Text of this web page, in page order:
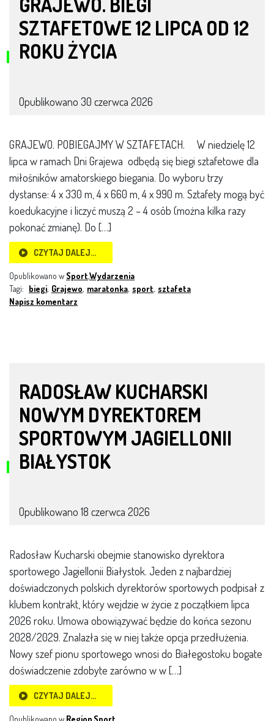
SZTAFETOWE 12 LIPCA OD 12
ROKU ŻYCIA
Opublikowano 30 czerwca 2026
GRAJEWO. POBIEGAJMY W SZTAFETACH. W niedzielę 12
lipca w ramach Dni Grajewa odbędą się biegi sztafetowe dla
miłośników amatorskiego biegania. Do wyboru trzy
dystanse: 4 x 330 m, 4 x 660 m, 4 x 990 m. Sztafety mogą być
koedukacyjne i liczyć muszą 2 – 4 osób (można kilka razy
pokonać zmianę). Do […]
CZYTAJ DALEJ…
Opublikowano w Sport,Wydarzenia
Tagi: biegi, Grajewo, maratonka, sport, sztafeta
Napisz komentarz
RADOSŁAW KUCHARSKI
NOWYM DYREKTOREM
SPORTOWYM JAGIELLONII
BIAŁYSTOK
Opublikowano 18 czerwca 2026
Radosław Kucharski obejmie stanowisko dyrektora
sportowego Jagiellonii Białystok. Jeden z najbardziej
doświadczonych polskich dyrektorów sportowych podpisał z
klubem kontrakt, który wejdzie w życie z początkiem lipca
2026 roku. Umowa obowiązywać będzie do końca sezonu
2028/2029. Znalazła się w niej także opcja przedłużenia.
Nowy szef pionu sportowego wnosi do Białegostoku bogate
doświadczenie zdobyte zarówno w w […]
CZYTAJ DALEJ…